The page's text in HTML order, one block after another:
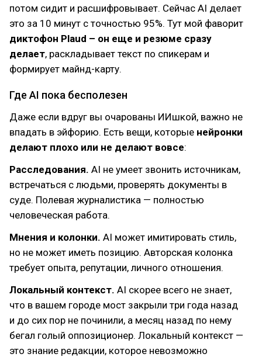
потом сидит и расшифровывает. Сейчас AI делает
это за 10 минут с точностью 95%. Тут мой фаворит
диктофон Plaud – он еще и резюме сразу
делает, раскладывает текст по спикерам и
формирует майнд-карту.
Где AI пока бесполезен
Даже если вдруг вы очарованы ИИшкой, важно не
впадать в эйфорию. Есть вещи, которые нейронки
делают плохо или не делают вовсе:
Расследования. AI не умеет звонить источникам,
встречаться с людьми, проверять документы в
суде. Полевая журналистика — полностью
человеческая работа.
Мнения и колонки. AI может имитировать стиль,
но не может иметь позицию. Авторская колонка
требует опыта, репутации, личного отношения.
Локальный контекст. AI скорее всего не знает,
что в вашем городе мост закрыли три года назад
и до сих пор не починили, а месяц назад по нему
бегал голый оппозиционер. Локальный контекст —
это знание редакции, которое невозможно